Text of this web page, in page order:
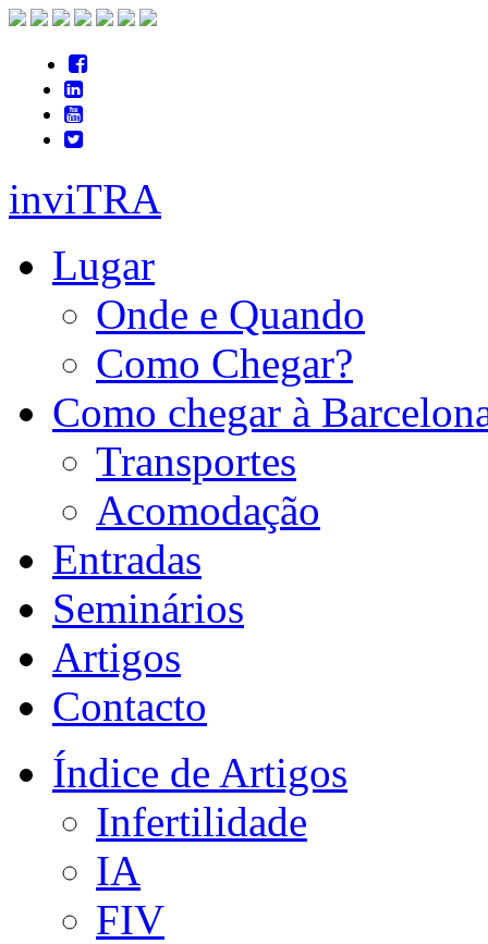
inviTRA
Lugar
Onde e Quando
Como Chegar?
Como chegar à
Transportes
Acomodação
Entradas
Seminários
Artigos
Contacto
Índice de Artigos
Infertilidade
IA
FIV